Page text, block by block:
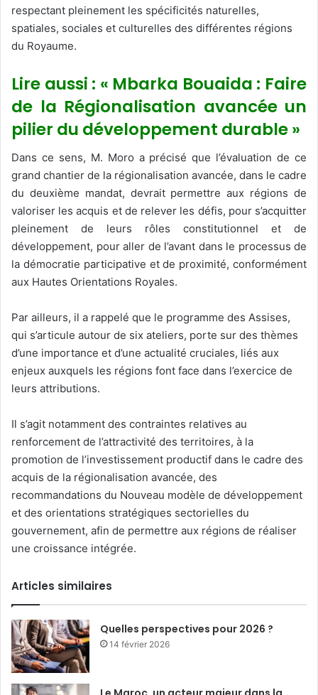
respectant pleinement les spécificités naturelles,
spatiales, sociales et culturelles des différentes régions
du Royaume.
Lire aussi : « Mbarka Bouaida : Faire
de la Régionalisation avancée un
pilier du développement durable »
Dans ce sens, M. Moro a précisé que l’évaluation de ce
grand chantier de la régionalisation avancée, dans le cadre
du deuxième mandat, devrait permettre aux régions de
valoriser les acquis et de relever les défis, pour s’acquitter
pleinement de leurs rôles constitutionnel et de
développement, pour aller de l’avant dans le processus de
la démocratie participative et de proximité, conformément
aux Hautes Orientations Royales.
Par ailleurs, il a rappelé que le programme des Assises,
qui s’articule autour de six ateliers, porte sur des thèmes
d’une importance et d’une actualité cruciales, liés aux
enjeux auxquels les régions font face dans l’exercice de
leurs attributions.
Il s’agit notamment des contraintes relatives au
renforcement de l’attractivité des territoires, à la
promotion de l’investissement productif dans le cadre des
acquis de la régionalisation avancée, des
recommandations du Nouveau modèle de développement
et des orientations stratégiques sectorielles du
gouvernement, afin de permettre aux régions de réaliser
une croissance intégrée.
Articles similaires
Quelles perspectives pour 2026 ?
14 février 2026